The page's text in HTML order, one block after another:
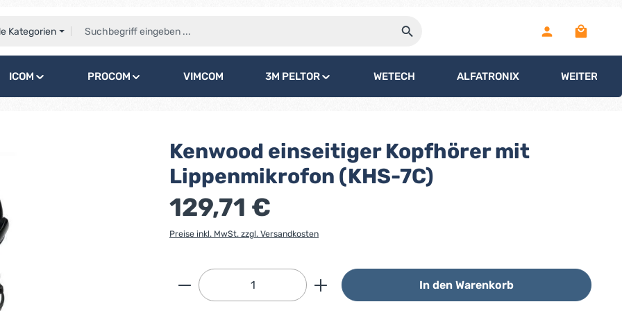
Kategorien
ICOM PROCOM VIMCOM 3M PELTOR WETECH ALFATRONIX WEITERE
Kenwood einseitiger Kopfhörer mit
Lippenmikrofon (KHS-7C)
129,71 €
Preise inkl. MwSt. zzgl. Versandkosten
Produkt Anzahl: Gib den gewünschten Wert ein oder
In den Warenkorb